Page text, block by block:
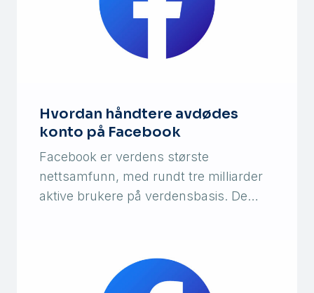
Hvordan håndtere avdødes
konto på Facebook
Facebook er verdens største
nettsamfunn, med rundt tre milliarder
aktive brukere på verdensbasis. De…